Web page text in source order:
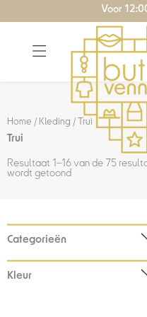
naar
Voor 12:00 uur
Home / Kleding / Trui
Trui
Resultaat 1–16 van de 75
wordt getoond
Gesorteerd
nieuwste
Categorieën
Kleur